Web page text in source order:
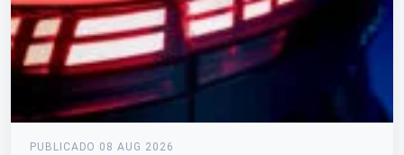
PUBLICADO 08 AUG 2026